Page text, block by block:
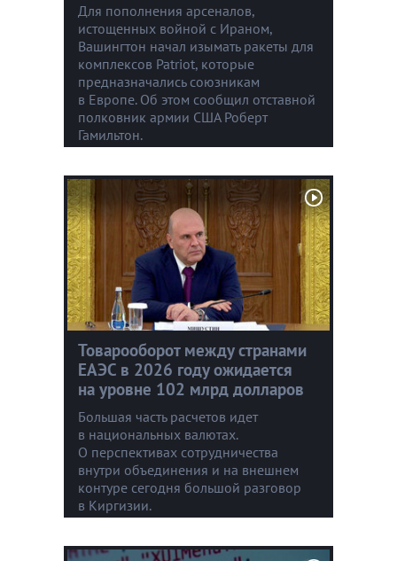
Для пополнения арсеналов,
истощенных войной с Ираном,
Вашингтон начал изымать ракеты для
комплексов Patriot, которые
предназначались союзникам
в Европе. Об этом сообщил отставной
полковник армии США Роберт
Гамильтон.
Товарооборот между странами
ЕАЭС в 2026 году ожидается
на уровне 102 млрд долларов
Большая часть расчетов идет
в национальных валютах.
О перспективах сотрудничества
внутри объединения и на внешнем
контуре сегодня большой разговор
в Киргизии.